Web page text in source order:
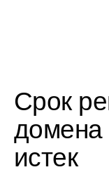
Срок
домена
истек